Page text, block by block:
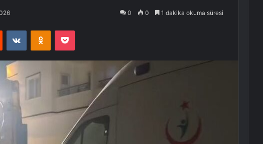
0 0 1 dakika okuma süresi
Reddit VKontakteOdnoklassniki
Pocket